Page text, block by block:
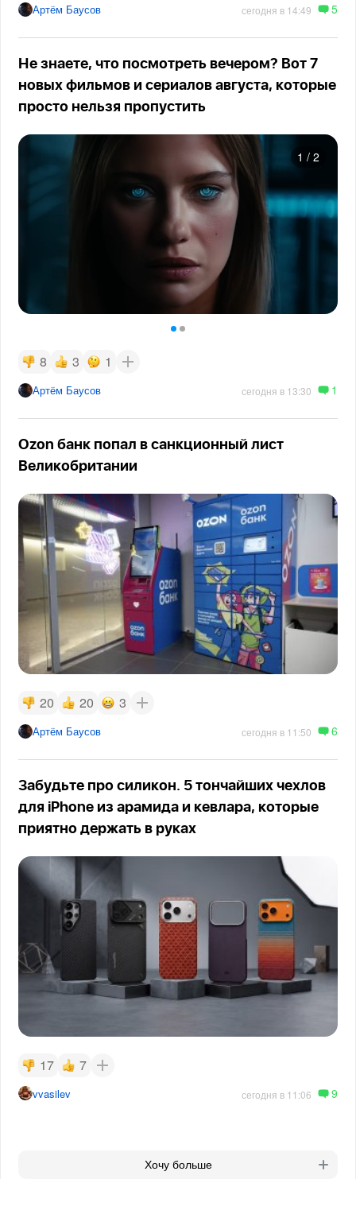
Артём Баусов сегодня в 14:49 5
Не знаете, что посмотреть вечером? Вот 7
новых фильмов и сериалов августа, которые
просто нельзя пропустить
1 / 2
8 3 1
Артём Баусов сегодня в 13:30 1
Ozon банк попал в санкционный лист
Великобритании
20 20 3
Артём Баусов сегодня в 11:50 6
Забудьте про силикон. 5 тончайших чехлов
для iPhone из арамида и кевлара, которые
приятно держать в руках
17 7
vvasilev сегодня в 11:06 9
Хочу больше